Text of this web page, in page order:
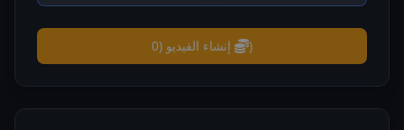
إنشاء الفيديو (
0 )